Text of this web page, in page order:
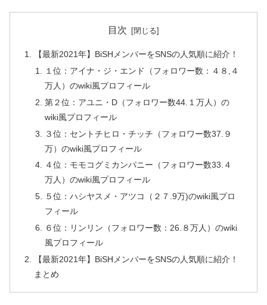
目次
【最新2021年】BiSHメンバーをSNSの人気順に紹介！
１位：アイナ・ジ・エンド（フォロワー数：４８,４
万人）のwiki風プロフィール
第２位：アユニ・D（フォロワー数44.１万人）の
wiki風プロフィール
３位：セントチヒロ・チッチ（フォロワー数37.９
万）のwiki風プロフィール
４位：モモコグミカンパニー（フォロワー数33.４
万人）のwiki風プロフィール
５位：ハシヤスメ・アツコ（２７.9万)のwiki風プロ
フィール
６位：リンリン（フォロワー数：26.８万人）のwiki
風プロフィール
【最新2021年】BiSHメンバーをSNSの人気順に紹介！
まとめ